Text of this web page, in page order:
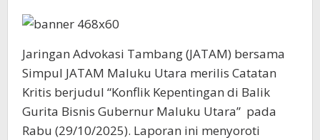
Jaringan Advokasi Tambang (JATAM) bersama
Simpul JATAM Maluku Utara merilis Catatan
Kritis berjudul “Konflik Kepentingan di Balik
Gurita Bisnis Gubernur Maluku Utara” pada
Rabu (29/10/2025). Laporan ini menyoroti